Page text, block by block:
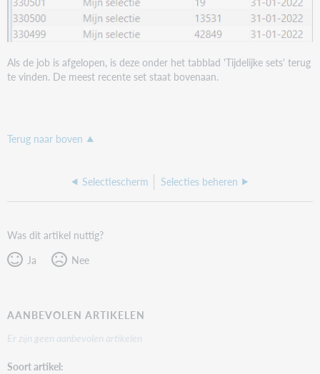
Als de job is afgelopen, is deze onder het tabblad 'Tijdelijke sets' terug
te vinden. De meest recente set staat bovenaan.
Terug naar boven
Selectiescherm Selecties beheren
Was dit artikel nuttig?
Ja
Nee
AANBEVOLEN ARTIKELEN
Er zijn geen aanbevolen artikelen
Soort artikel